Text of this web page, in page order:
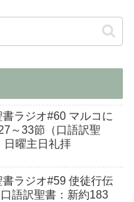
ラジオ#60 マルコに
～33節（口語訳聖
日曜主日礼拝
ラジオ#59 使徒行伝
語訳聖書：新約183